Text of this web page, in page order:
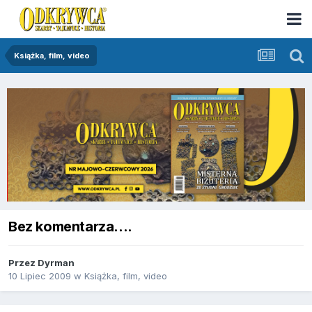
Książka, film, video
Bez komentarza....
Przez Dyrman
10 Lipiec 2009 w Książka, film, video